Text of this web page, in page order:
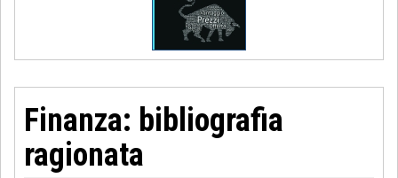
Finanza: bibliografia
ragionata